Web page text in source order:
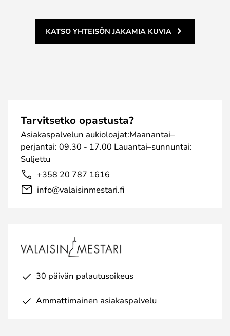
KATSO YHTEISÖN JAKAMIA KUVIA
Tarvitsetko opastusta?
Asiakaspalvelun aukioloajat:Maanantai–
perjantai: 09.30 - 17.00 Lauantai–sunnuntai:
Suljettu
+358 20 787 1616
info@valaisinmestari.fi
30 päivän palautusoikeus
Ammattimainen asiakaspalvelu